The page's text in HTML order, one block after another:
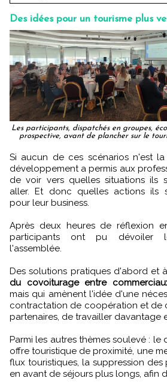
Des idées pour un tourisme plus
Les participants, dispatchés en groupes,
prospective, avant de plancher sur le
Si aucun de ces scénarios n'est la réalité de 2050, leur
développement a permis aux
de voir vers quelles situations ils
aller. Et donc quelles actions ils
pour leur business.
Après deux heures de réflexion
participants ont pu dévoiler
l'assemblée.
Des solutions pratiques d'abord et
du covoiturage entre
mais qui amènent l'idée d'une
contractation de coopération et de
partenaires, de travailler davantage
Parmi les autres thèmes soulevé :
offre touristique de proximité, une
flux touristiques, la suppression
en avant de séjours plus longs, afin